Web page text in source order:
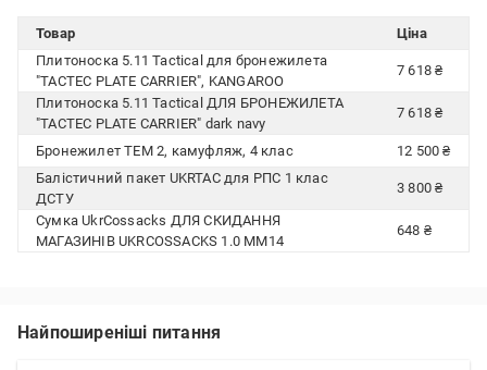
Товар
Ціна
Плитоноска 5.11 Tactical для бронежилета
"TACTEC PLATE CARRIER", KANGAROO
7 618 ₴
Плитоноска 5.11 Tactical ДЛЯ БРОНЕЖИЛЕТА
"TACTEC PLATE CARRIER" dark navy
7 618 ₴
Бронежилет ТЕМ 2, камуфляж, 4 клас
12 500 ₴
Балістичний пакет UKRTAC для РПС 1 клас
ДСТУ
3 800 ₴
Сумка UkrCossacks ДЛЯ СКИДАННЯ
МАГАЗИНІВ UKRCOSSACKS 1.0 ММ14
648 ₴
Найпоширеніші питання